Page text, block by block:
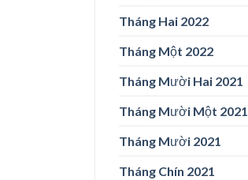
Tháng Hai 2022
Tháng Một 2022
Tháng Mười Hai 2021
Tháng Mười Một 2021
Tháng Mười 2021
Tháng Chín 2021